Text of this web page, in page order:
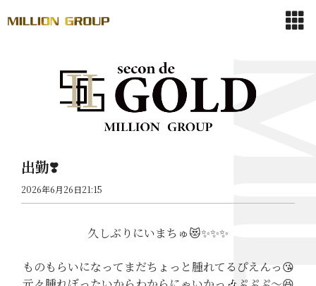
出勤❣️
2026年6月26日21:15
久しぶりにいまちゅ😻✨️✨️✨️
ものもらいになってまだちょっと腫れてるぴえんっ😘